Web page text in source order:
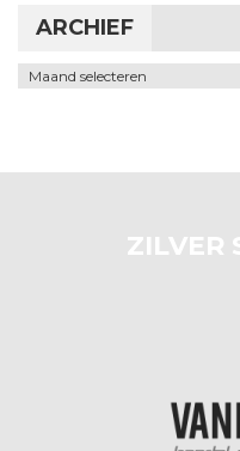
ARCHIEF
Archief
ZILVER